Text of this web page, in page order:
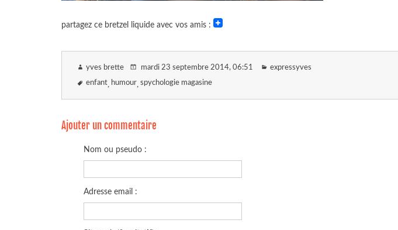
partagez ce bretzel liquide avec vos amis :
yves brette mardi 23 septembre 2014, 06:51 expressyves
enfant humour spychologie magasine
Ajouter un commentaire
Nom ou pseudo :
Adresse email :